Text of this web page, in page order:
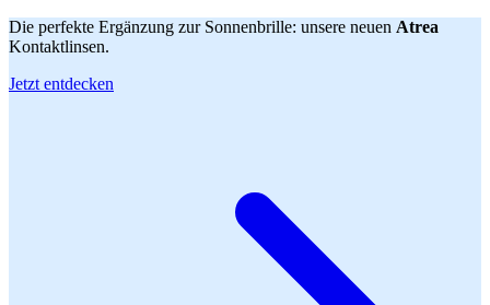
Die perfekte Ergänzung zur Sonnenbrille: unsere neuen Atrea
Kontaktlinsen.
Jetzt entdecken